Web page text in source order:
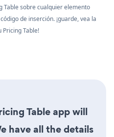
Table sobre cualquier elemento
de inserción. ¡guarde, vea la
Pricing Table!
Table app will
have all the details